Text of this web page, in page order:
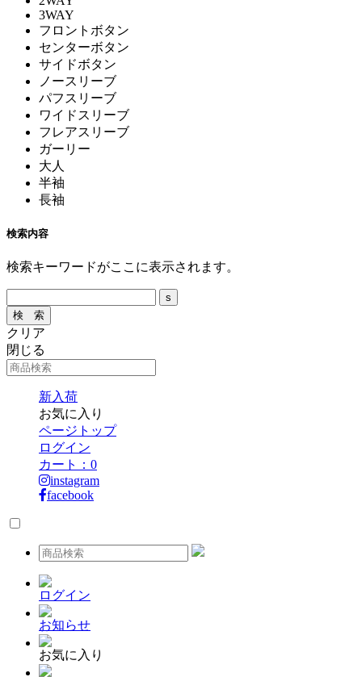
3WAY
フロントボタン
センターボタン
サイドボタン
ノースリーブ
パフスリーブ
ワイドスリーブ
フレアスリーブ
ガーリー
大人
半袖
長袖
検索内容
検索キーワードがここに表示されます。
クリア
閉じる
新入荷
お気に入り
ページトップ
ログイン
カート： 0
instagram
facebook
ログイン
お知らせ
お気に入り